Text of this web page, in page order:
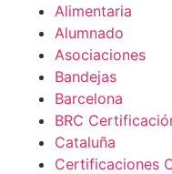
Alimentaria
Alumnado
Asociaciones
Bandejas
Barcelona
BRC
Cataluña
Certificaciones